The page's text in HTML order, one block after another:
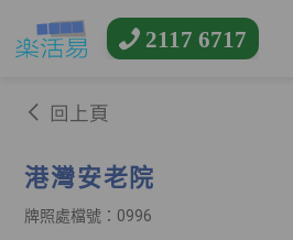
2117 6717
回上頁
港灣安老院
牌照處檔號：0996